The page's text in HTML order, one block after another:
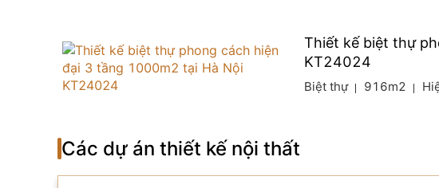
Thiết kế biệt thự
KT24024
Biệt thự 916m2
Các dự án thiết kế nội thất